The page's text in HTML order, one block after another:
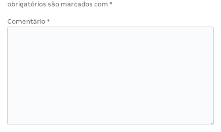
obrigatórios são marcados com *
Comentário *